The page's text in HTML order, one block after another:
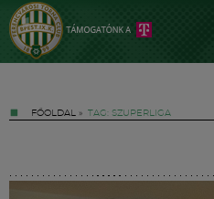
FŐOLDAL » TAG: SZUPERLIGA